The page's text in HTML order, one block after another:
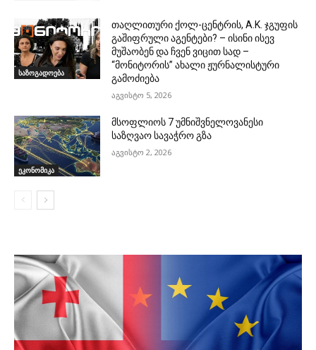
საზოგადოება
თაღლითური ქოლ-ცენტრის, A.K. ჯგუფის
გაშიფრული აგენტები? – ისინი ისევ
მუშაობენ და ჩვენ ვიცით სად –
“მონიტორის” ახალი ჟურნალისტური
გამოძიება
აგვისტო 5, 2026
ეკონომიკა
მსოფლიოს 7 უმნიშვნელოვანესი
საზღვაო სავაჭრო გზა
აგვისტო 2, 2026